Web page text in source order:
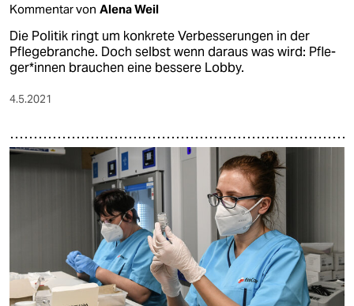
Kommentar von Alena Weil
Die Politik ringt um konkrete Verbesserungen in der
Pflegebranche. Doch selbst wenn daraus was wird: Pfle­
ge­r*in­nen brauchen eine bessere Lobby.
4.5.2021